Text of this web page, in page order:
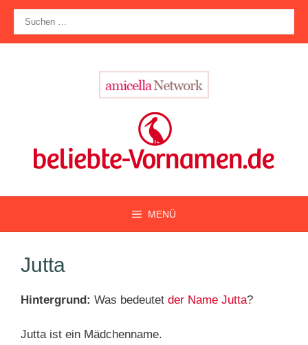
Zum
Inhalt
springen
nach:
MENÜ
Jutta
Hintergrund: Was bedeutet der Name Jutta?
Jutta ist ein Mädchenname.